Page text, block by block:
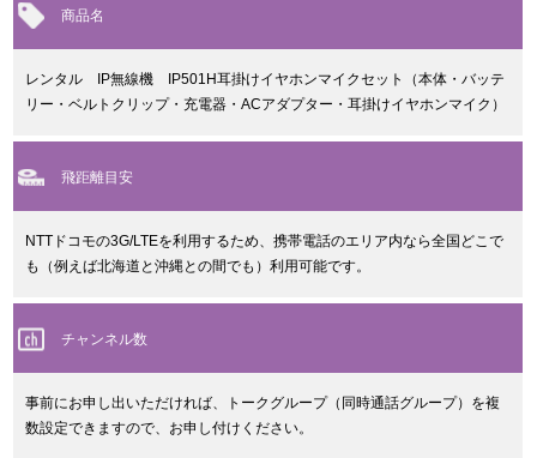
商品名
レンタル IP無線機 IP501H耳掛けイヤホンマイクセット（本体・バッテ
リー・ベルトクリップ・充電器・ACアダプター・耳掛けイヤホンマイク）
飛距離目安
NTTドコモの3G/LTEを利用するため、携帯電話のエリア内なら全国どこで
も（例えば北海道と沖縄との間でも）利用可能です。
チャンネル数
事前にお申し出いただければ、トークグループ（同時通話グループ）を複
数設定できますので、お申し付けください。